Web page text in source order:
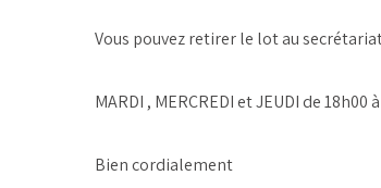
Vous pouvez retirer le lot au
MARDI , MERCREDI et JEUDI de
Bien cordialement